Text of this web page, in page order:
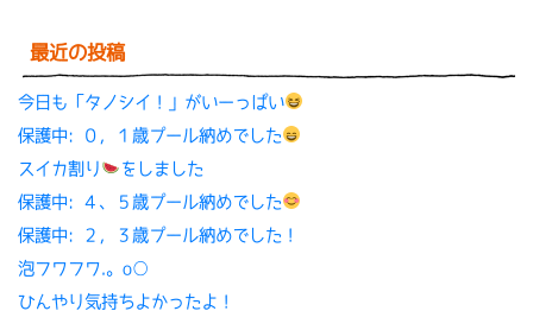
最近の投稿
今日も「タノシイ！」がいーっぱい
保護中: ０，１歳プール納めでした
スイカ割り
をしました
保護中: ４、５歳プール納めでした
保護中: ２，３歳プール納めでした！
泡フワフワ.。o○
ひんやり気持ちよかったよ！